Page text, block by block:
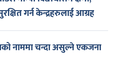
सुरक्षित गर्न केन्द्रहरुलाई आग्रह
नाममा चन्दा असुल्ने एकजना